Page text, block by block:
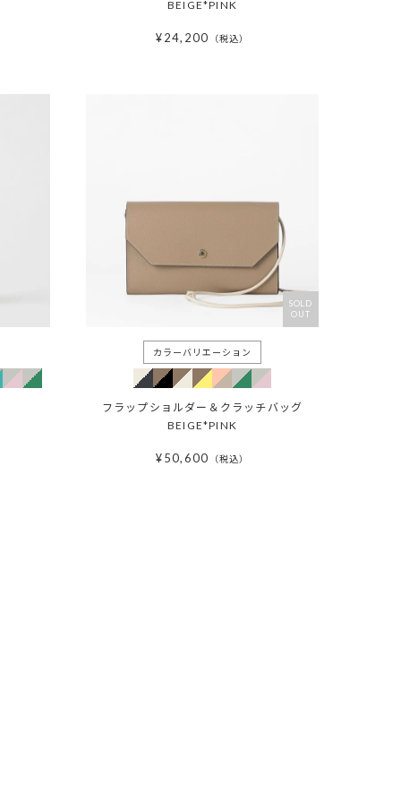
BEIGE*PINK
¥24,200 税込
SOLD
OUT
フラップショルダー＆クラッチバッグ
BEIGE*PINK
¥50,600 税込